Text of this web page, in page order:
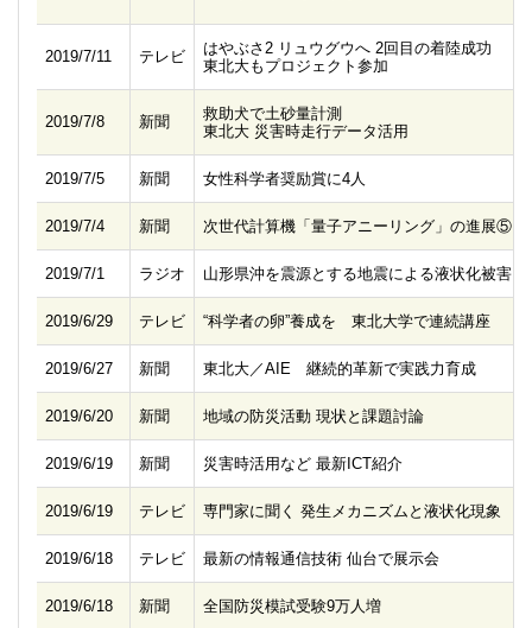
2019/7/11 テレビ
はやぶさ2 リュウグウへ 2回目の着陸成功
東北大もプロジェクト参加
2019/7/8 新聞
救助犬で土砂量計測
東北大 災害時走行データ活用
2019/7/5 新聞 女性科学者奨励賞に4人
2019/7/4 新聞 次世代計算機「量子アニーリング」の進展⑤
2019/7/1 ラジオ 山形県沖を震源とする地震による液状化被害
2019/6/29 テレビ “科学者の卵”養成を 東北大学で連続講座
2019/6/27 新聞 東北大／AIE 継続的革新で実践力育成
2019/6/20 新聞 地域の防災活動 現状と課題討論
2019/6/19 新聞 災害時活用など 最新ICT紹介
2019/6/19 テレビ 専門家に聞く 発生メカニズムと液状化現象
2019/6/18 テレビ 最新の情報通信技術 仙台で展示会
2019/6/18 新聞 全国防災模試受験9万人増